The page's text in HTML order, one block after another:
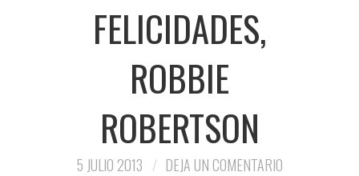
MIS VIAJESFELICIDADES,
ROBBIE
ROBERTSON
5 JULIO 2013 DEJA UN COMENTARIO